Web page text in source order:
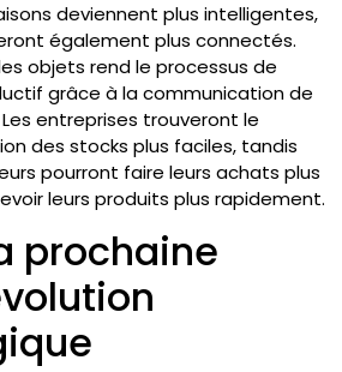
deviennent plus intelligentes,
également plus connectés.
objets rend le processus de
grâce à la communication de
entreprises trouveront le
des stocks plus faciles, tandis
pourront faire leurs achats plus
leurs produits plus rapidement.
prochaine